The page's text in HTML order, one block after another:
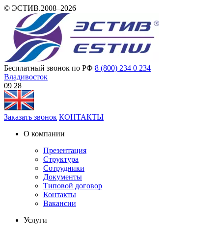
© ЭСТИВ.2008–2026
Бесплатный звонок по РФ 8 (800) 234 0 234
Владивосток
09 28
Заказать звонок КОНТАКТЫ
О компании
Презентация
Структура
Сотрудники
Документы
Типовой договор
Контакты
Вакансии
Услуги